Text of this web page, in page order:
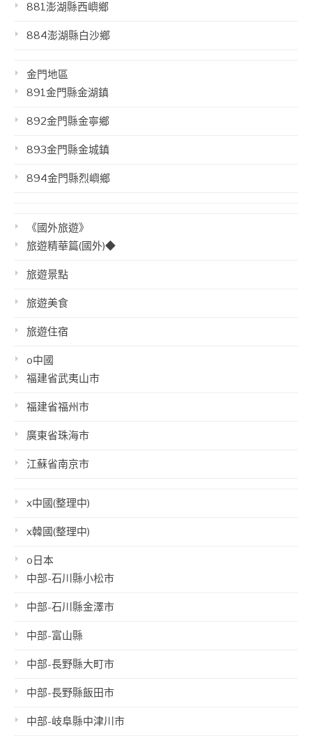
881澎湖縣西嶼鄉
884澎湖縣白沙鄉
金門地區
891金門縣金湖鎮
892金門縣金寧鄉
893金門縣金城鎮
894金門縣烈嶼鄉
《國外旅遊》
旅遊精華篇(國外)◆
旅遊景點
旅遊美食
旅遊住宿
o中國
福建省武夷山市
福建省福州市
廣東省珠海市
江蘇省南京市
x中國(整理中)
x韓國(整理中)
o日本
中部-石川縣小松市
中部-石川縣金澤市
中部-富山縣
中部-長野縣大町市
中部-長野縣飯田市
中部-岐阜縣中津川市